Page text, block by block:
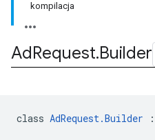
kompilacja
AdRequest.Builder
class AdRequest.Builder :